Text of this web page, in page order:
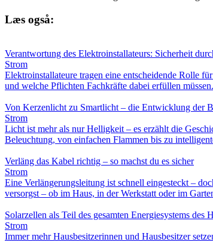
Læs også:
Verantwortung des Elektroinstallateurs: Sicherheit
Strom
Elektroinstallateure tragen eine entscheidende Rolle
und welche Pflichten Fachkräfte dabei erfüllen müssen.
Von Kerzenlicht zu Smartlicht – die Entwicklung der
Strom
Licht ist mehr als nur Helligkeit – es erzählt die
Beleuchtung, von einfachen Flammen bis zu
Verläng das Kabel richtig – so machst du es sicher
Strom
Eine Verlängerungsleitung ist schnell eingesteckt –
versorgst – ob im Haus, in der Werkstatt oder im
Solarzellen als Teil des gesamten Energiesystems des
Strom
Immer mehr Hausbesitzerinnen und Hausbesitzer